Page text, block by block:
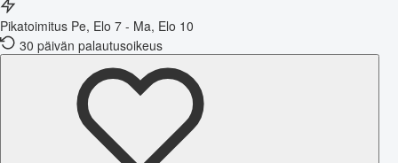
Pikatoimitus Pe, Elo 7 - Ma, Elo 10
30 päivän palautusoikeus